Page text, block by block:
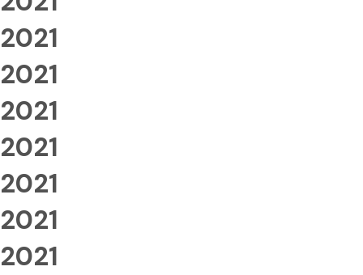
2021
2021
2021
2021
2021
2021
2021